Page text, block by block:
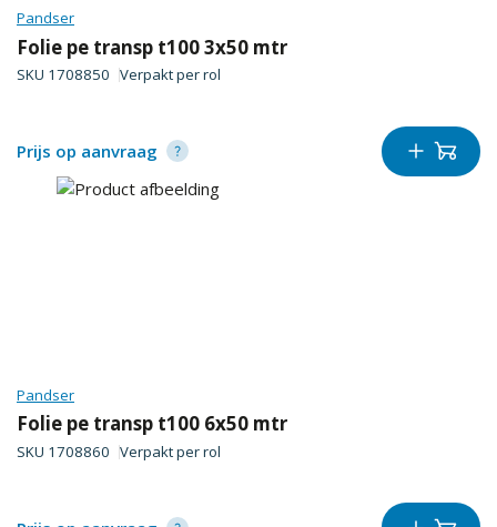
Pandser
Folie pe transp t100 3x50 mtr
SKU 1708850 Verpakt perrol
Prijs op aanvraag
Pandser
Folie pe transp t100 6x50 mtr
SKU 1708860 Verpakt perrol